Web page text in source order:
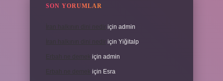
SON YORUMLAR
için admin
için Yiğitalp
için admin
için Esra